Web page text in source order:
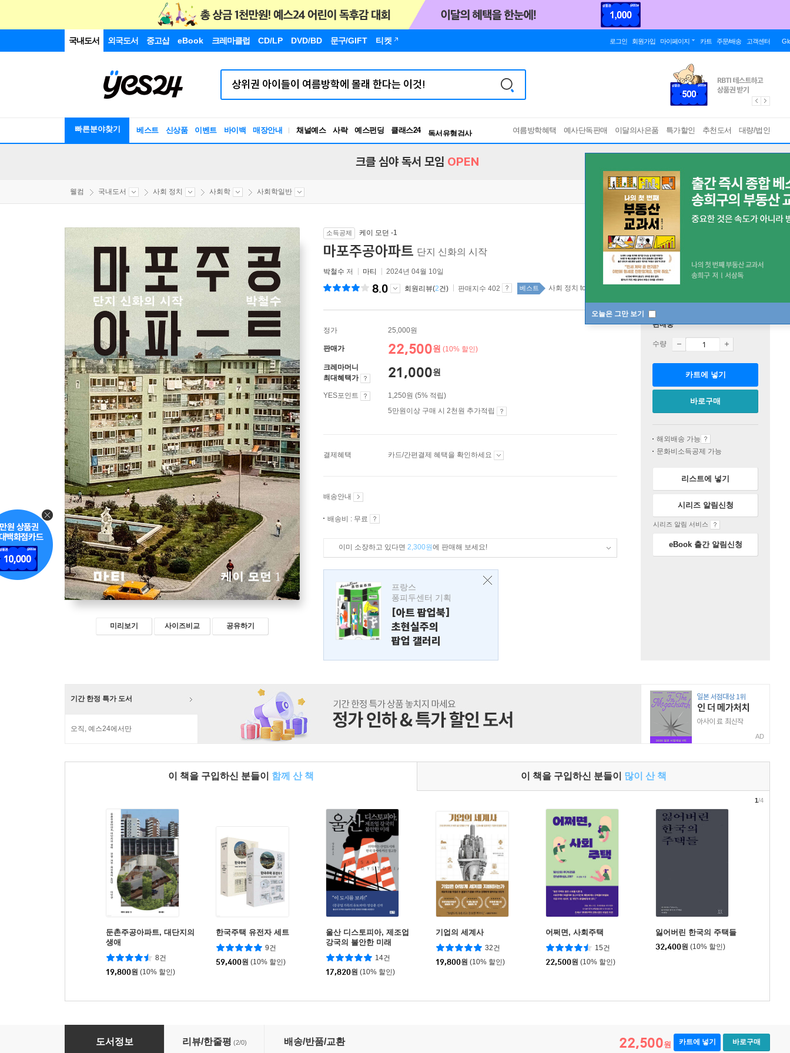
국내도서 외국도서 중고샵 eBook 크레마클럽 CD/LP DVD/BD 문구/GIFT 티켓 로그인 회원가입 마이페이지 카트 주문/배송 고객센터
빠른분야찾기 베스트 신상품 이벤트 바이백 매장안내 채널예스 사락 예스펀딩 클래스24
독서유형검사
RBTI Lab
여름방학혜택 예사단독판매 이달의사은품 특가할인 추천도서 대량/법인
오늘은 그만 보기
크클 심야 독서 모임 OPEN
웰컴 국내도서 사회 정치 사회학 사회학일반
미리보기 사이즈비교 공유하기
소득공제 케이 모던 -1
마포주공아파트 단지 신화의 시작
박철수 저 마티 2024년 04월 10일
8.0 회원리뷰(2건) 판매지수 402 베스트 사회 정치 top100 3주
정가 25,000원
판매가 22,500원 (10% 할인)
크레마머니
최대혜택가
21,000원
YES포인트
1,250원 (5% 적립)
5만원이상 구매 시 2천원 추가적립
결제혜택 카드/간편결제 혜택을 확인하세요
배송안내
배송비 : 무료
이미 소장하고 있다면 2,300원에 판매해 보세요!
프랑스
퐁피두센터 기획
[아트 팝업북]
초현실주의
팝업 갤러리
판매중
수량
카트에 넣기
바로구매
해외배송 가능
문화비소득공제 가능
리스트에 넣기
시리즈 알림신청
시리즈 알림 서비스
eBook 출간 알림신청
기간 한정 특가 도서
오직, 예스24에서만
AD
이 책을 구입하신 분들이 함께 산 책 이 책을 구입하신 분들이 많이 산 책
둔촌주공아파트, 대단지의
생애
8건
19,800원 (10% 할인)
한국주택 유전자 세트
9건
59,400원 (10% 할인)
울산 디스토피아, 제조업
강국의 불안한 미래
14건
17,820원 (10% 할인)
기업의 세계사
32건
19,800원 (10% 할인)
어쩌면, 사회주택
15건
22,500원 (10% 할인)
잃어버린 한국의 주택들
32,400원 (10% 할인)
1/4
마포주공아파트
도서정보 리뷰/한줄평 (2/0) 배송/반품/교환 22,500원 카트에 넣기 바로구매